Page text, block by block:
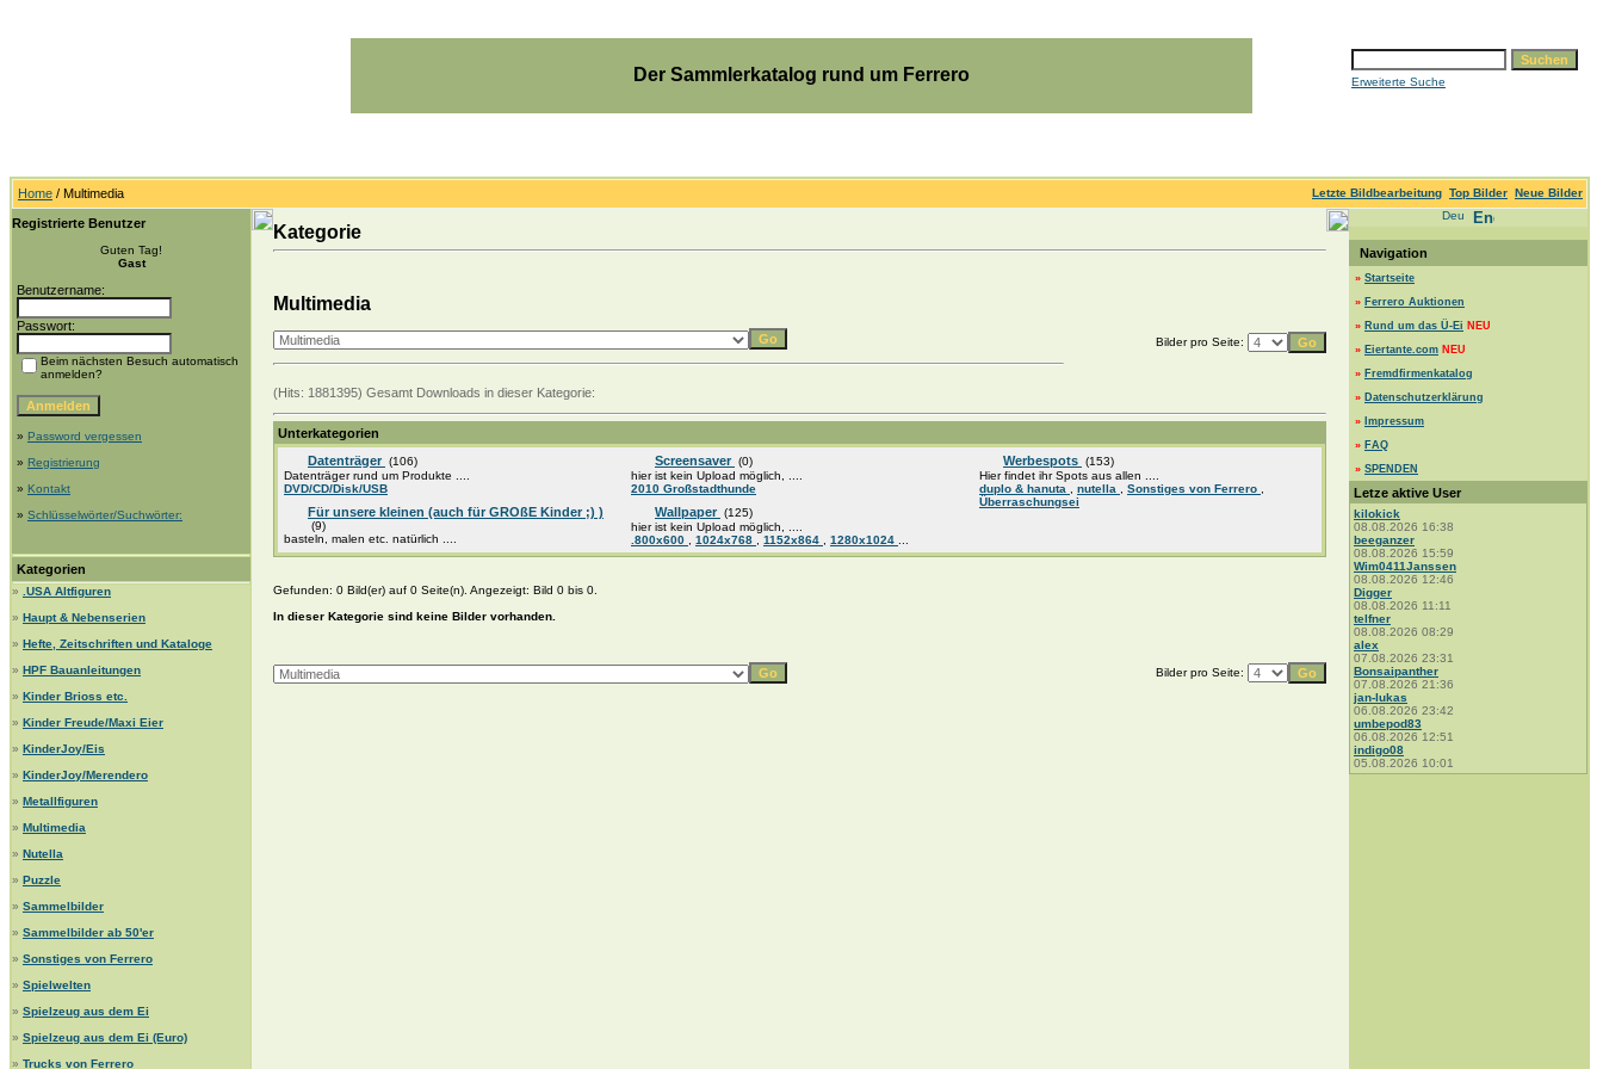
Der Sammlerkatalog rund um Ferrero Erweiterte Suche
Home / Multimedia Letzte Bildbearbeitung Top Bilder Neue Bilder
Registrierte Benutzer
Guten Tag!
Gast
Benutzername:
Passwort:
Beim nächsten Besuch automatisch
anmelden?
» Password vergessen
» Registrierung
» Kontakt
» Schlüsselwörter/Suchwörter:
Kategorien
»
.USA Altfiguren
» Haupt & Nebenserien
» Hefte, Zeitschriften und Kataloge
» HPF Bauanleitungen
» Kinder Brioss etc.
» Kinder Freude/Maxi Eier
» KinderJoy/Eis
» KinderJoy/Merendero
» Metallfiguren
» Multimedia
» Nutella
» Puzzle
» Sammelbilder
» Sammelbilder ab 50'er
» Sonstiges von Ferrero
» Spielwelten
» Spielzeug aus dem Ei
» Spielzeug aus dem Ei (Euro)
» Trucks von Ferrero
Kategorie
Multimedia
Bilder pro Seite:
(Hits: 1881395) Gesamt Downloads in dieser Kategorie:
Unterkategorien
Datenträger (106)
Datenträger rund um Produkte ....
DVD/CD/Disk/USB
Für unsere kleinen (auch für GROßE Kinder ;) )
(9)
basteln, malen etc. natürlich ....
Screensaver (0)
hier ist kein Upload möglich, ....
2010 Großstadthunde
Wallpaper (125)
hier ist kein Upload möglich, ....
.800x600
1024x768 1152x864 1280x1024
Werbespots (153)
Hier findet ihr Spots aus allen ....
duplo & hanuta
nutella Sonstiges von Ferrero
Überraschungsei
Gefunden: 0 Bild(er) auf 0 Seite(n). Angezeigt: Bild 0 bis 0.
In dieser Kategorie sind keine Bilder vorhanden.
Bilder pro Seite:
Navigation
» Startseite
» Ferrero Auktionen
» Rund um das Ü-Ei NEU
» Eiertante.com NEU
» Fremdfirmenkatalog
» Datenschutzerklärung
» Impressum
» FAQ
» SPENDEN
Letze aktive User
kilokick
08.08.2026 16:38
beeganzer
08.08.2026 15:59
Wim0411Janssen
08.08.2026 12:46
Digger
08.08.2026 11:11
telfner
08.08.2026 08:29
alex
07.08.2026 23:31
Bonsaipanther
07.08.2026 21:36
jan-lukas
06.08.2026 23:42
umbepod83
06.08.2026 12:51
indigo08
05.08.2026 10:01